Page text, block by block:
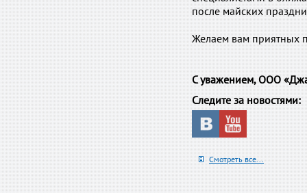
после майских
Желаем вам приятных
С уважением, ООО
Следите за новостями:
Смотреть все...